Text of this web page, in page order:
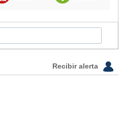
Recibir alerta